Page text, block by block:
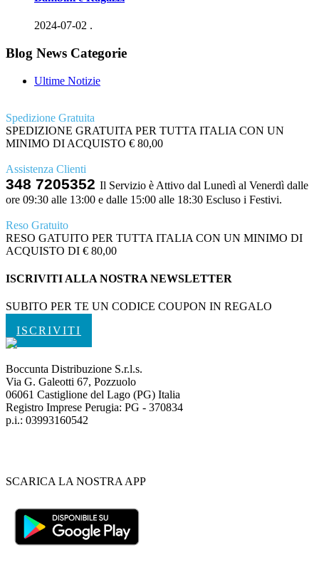
2024-07-02 .
Blog News Categorie
Ultime Notizie
Spedizione Gratuita
SPEDIZIONE GRATUITA PER TUTTA ITALIA CON UN
MINIMO DI ACQUISTO € 80,00
Assistenza Clienti
348 7205352 Il Servizio è Attivo dal Lunedì al Venerdì dalle
ore 09:30 alle 13:00 e dalle 15:00 alle 18:30 Escluso i Festivi.
Reso Gratuito
RESO GATUITO PER TUTTA ITALIA CON UN MINIMO DI
ACQUISTO DI € 80,00
ISCRIVITI ALLA NOSTRA NEWSLETTER
SUBITO PER TE UN CODICE COUPON IN REGALO
ISCRIVITI
Boccunta Distribuzione S.r.l.s.
Via G. Galeotti 67, Pozzuolo
06061 Castiglione del Lago (PG) Italia
Registro Imprese Perugia: PG - 370834
p.i.: 03993160542
SCARICA LA NOSTRA APP